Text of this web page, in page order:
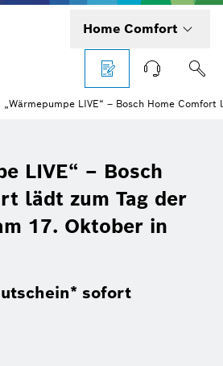
Home Comfort
„Wärmepumpe LIVE“ – Bosch Home
LIVE“ – Bosch
lädt zum Tag der
17. Oktober in
sofort